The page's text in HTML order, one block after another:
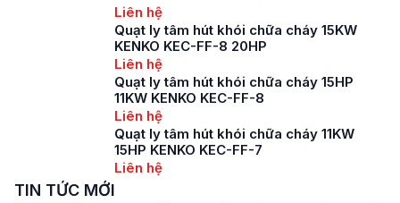
Liên hệ
Quạt ly tâm hút khói chữa cháy 15KW
KENKO KEC-FF-8 20HP
Liên hệ
Quạt ly tâm hút khói chữa cháy 15HP
11KW KENKO KEC-FF-8
Liên hệ
Quạt ly tâm hút khói chữa cháy 11KW
15HP KENKO KEC-FF-7
Liên hệ
TIN TỨC MỚI